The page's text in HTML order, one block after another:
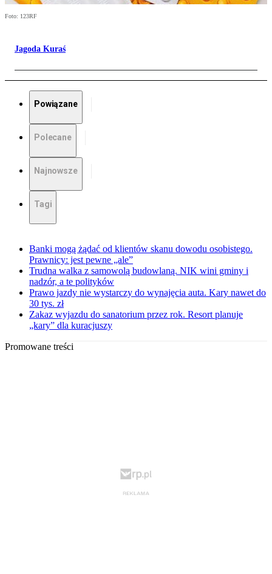
Foto: 123RF
Jagoda Kuraś
Powiązane
Polecane
Najnowsze
Tagi
Banki mogą żądać od klientów skanu dowodu osobistego.
Prawnicy: jest pewne „ale”
Trudna walka z samowolą budowlaną. NIK wini gminy i
nadzór, a te polityków
Prawo jazdy nie wystarczy do wynajęcia auta. Kary nawet do
30 tys. zł
Zakaz wyjazdu do sanatorium przez rok. Resort planuje
„kary” dla kuracjuszy
Promowane treści